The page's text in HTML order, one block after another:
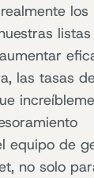
las tasas
equipo de
no solo